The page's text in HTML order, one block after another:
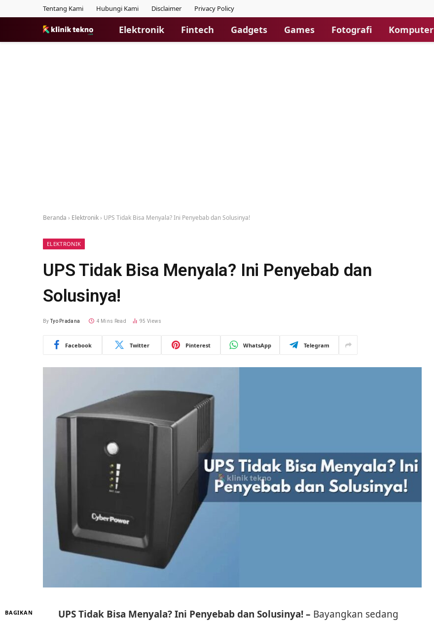
Tentang Kami Hubungi Kami Disclaimer Privacy Policy
Elektronik Fintech Gadgets Games Fotografi Komputer
Beranda › Elektronik › UPS Tidak Bisa Menyala? Ini Penyebab dan Solusinya!
ELEKTRONIK
UPS Tidak Bisa Menyala? Ini Penyebab dan
Solusinya!
By Tyo Pradana 4 Mins Read 95Views
Facebook Twitter Pinterest WhatsApp Telegram
BAGIKAN UPS Tidak Bisa Menyala? Ini Penyebab dan Solusinya! – Bayangkan sedang